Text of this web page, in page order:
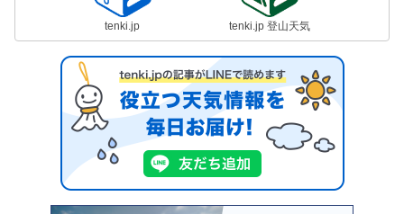
tenki.jp tenki.jp 登山天気